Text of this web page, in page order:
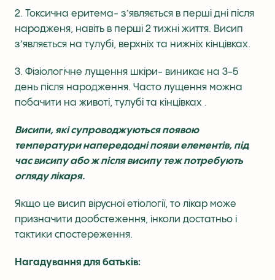
2. Токсична еритема- зʼявляється в перші дні після
народженя, навіть в перші 2 тижні життя. Висип
зʼявляється на тулубі, верхніх та нижніх кінцівках.
3. Фізіологічне лущення шкіри- виникає на 3-5
день після народження. Часто лущення можна
побачити на животі, тулубі та кінцівках .
Висипи, які супроводжуються появою
температури напередодні появи елементів, під
час висипу або ж після висипу теж потребують
огляду лікаря.
Якщо це висип вірусної етіології, то лікар може
призначити дообстеження, інколи достатньо і
тактики спостереження.
Нагадування для батьків: